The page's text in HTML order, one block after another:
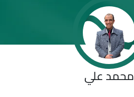
محمد علي